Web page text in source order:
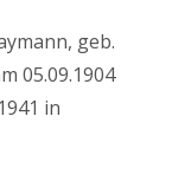
geb.
05.09.1904
in